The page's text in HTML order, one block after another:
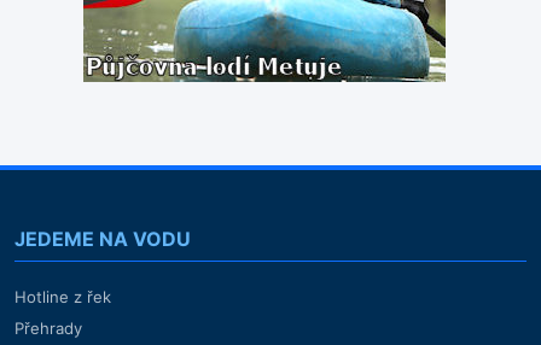
JEDEME NA VODU
Hotline z řek
Přehrady